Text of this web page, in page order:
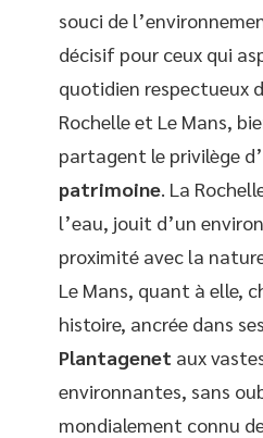
souci de
décisif pour ceux qui
quotidien respectueux
Rochelle et Le Mans,
partagent le privilège
patrimoine . La
l’eau, jouit d’un
proximité avec la
Le Mans, quant à elle,
histoire, ancrée dans
Plantagenet aux
environnantes, sans
mondialement connu